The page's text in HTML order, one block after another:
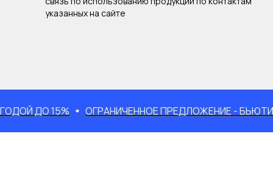
указанных на сайте
15% ОГРАНИЧЕННОЕ ПРЕДЛОЖЕНИЕ - БЬЮТИ-